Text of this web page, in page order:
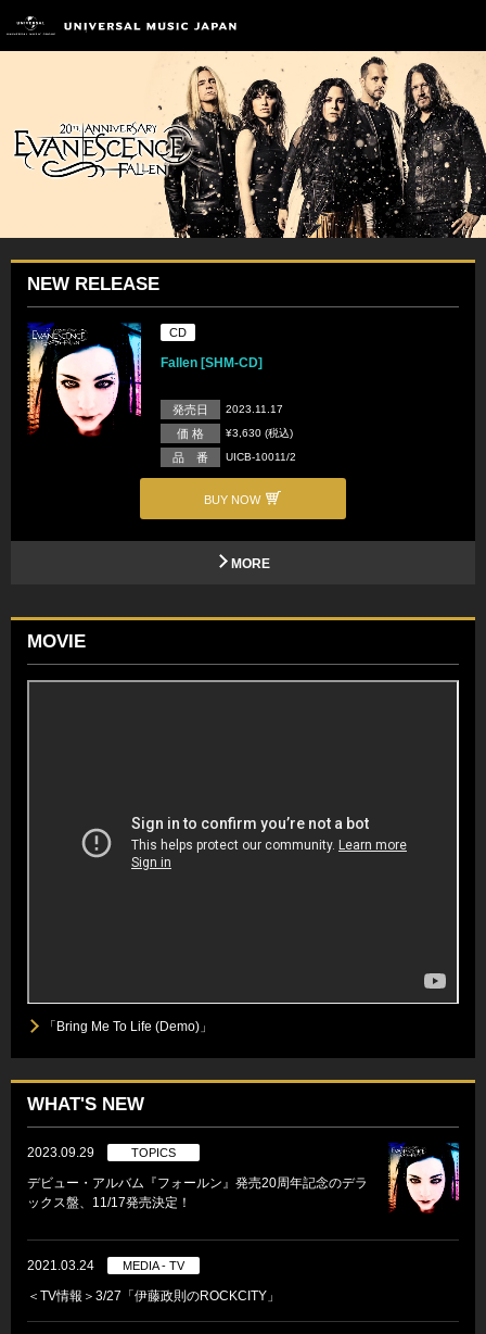
NEW RELEASE
CD
Fallen [SHM-CD]
発売日 2023.11.17
価 格 ¥3,630 (税込)
品 番 UICB-10011/2
BUY NOW
MORE
MOVIE
「Bring Me To Life (Demo)」
WHAT'S NEW
2023.09.29 TOPICS
デビュー・アルバム『フォールン』発売20周年記念のデラ
ックス盤、11/17発売決定！
2021.03.24 MEDIA - TV
＜TV情報＞3/27「伊藤政則のROCKCITY」